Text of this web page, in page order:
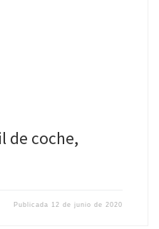
de coche,
Publicada 12 de junio de 2020